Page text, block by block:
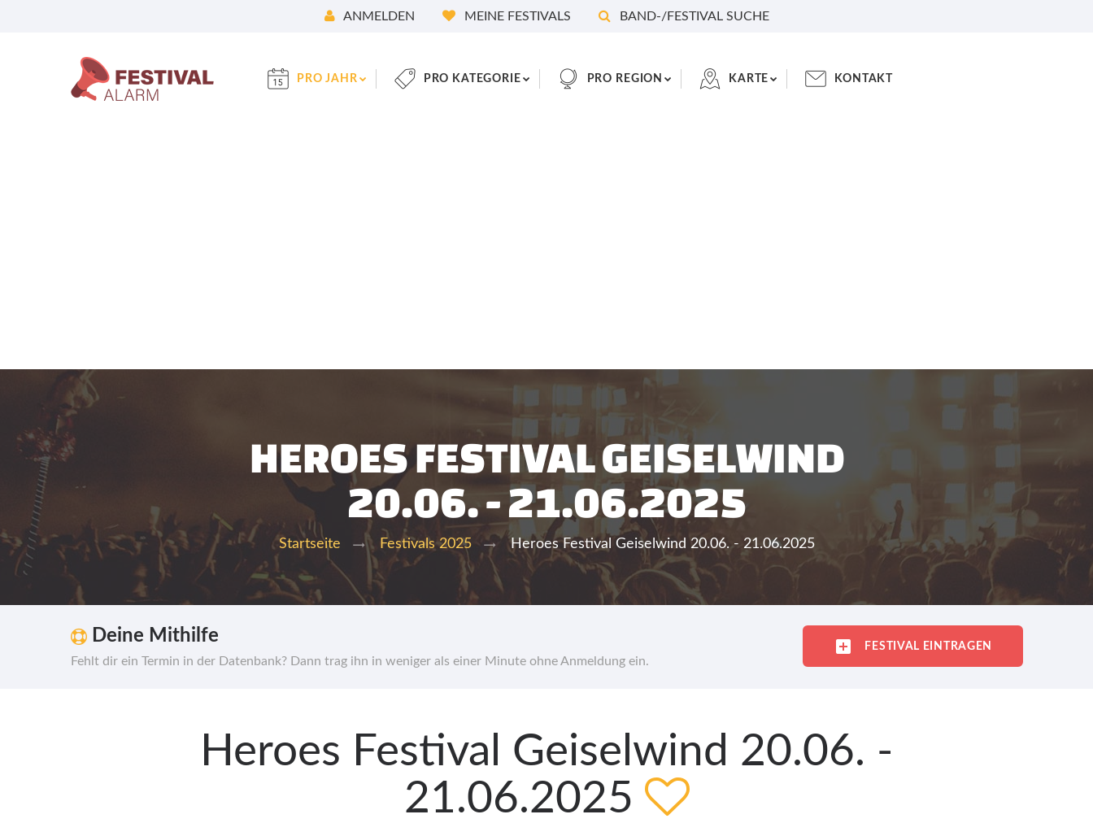
ANMELDEN MEINE FESTIVALS BAND-/FESTIVAL SUCHE
PRO JAHR PRO KATEGORIE PRO REGION KARTE KONTAKT
HEROES FESTIVAL GEISELWIND
20.06. - 21.06.2025
Startseite Festivals 2025 Heroes Festival Geiselwind 20.06. - 21.06.2025
Deine Mithilfe
Fehlt dir ein Termin in der Datenbank? Dann trag ihn in weniger als einer Minute ohne Anmeldung ein.
FESTIVAL EINTRAGEN
Heroes Festival Geiselwind 20.06. -
21.06.2025